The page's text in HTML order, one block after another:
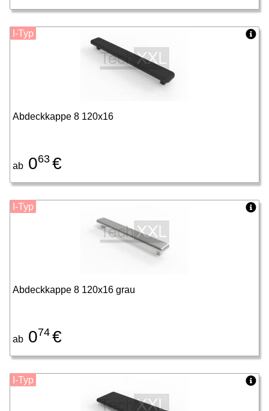
Abdeckkappe 8 120x16
ab 063 €
I-Typ
Abdeckkappe 8 120x16 grau
ab 074 €
I-Typ
I-Typ